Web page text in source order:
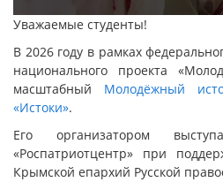
Уважаемые студенты!
В 2026 году в рамках
национального проекта
масштабный Молодёжный
«Истоки».
Его организатором
«Роспатриотцентр» при
Крымской епархий Русской